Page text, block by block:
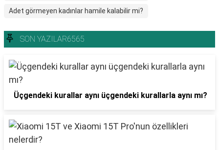
Adet görmeyen kadınlar hamile kalabilir mi?
SON YAZILAR6565
Üçgendeki kurallar aynı üçgendeki kurallarla aynı mı?